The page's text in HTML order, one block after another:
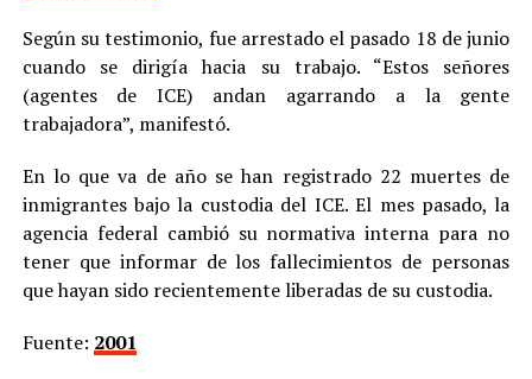
Según su testimonio, fue arrestado el pasado 18 de junio
cuando se dirigía hacia su trabajo. “Estos señores
(agentes de ICE) andan agarrando a la gente
trabajadora”, manifestó.
En lo que va de año se han registrado 22 muertes de
inmigrantes bajo la custodia del ICE. El mes pasado, la
agencia federal cambió su normativa interna para no
tener que informar de los fallecimientos de personas
que hayan sido recientemente liberadas de su custodia.
Fuente: 2001